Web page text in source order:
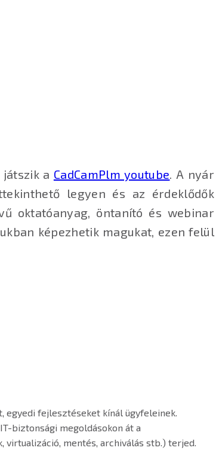
a CadCamPlm youtube. A nyár
legyen és az érdeklődők
oktatóanyag, öntanító és webinar
képezhetik magukat, ezen felül
egyedi fejlesztéseket kínál ügyfeleinek.
biztonsági megoldásokon át a
mentés, archiválás stb.) terjed.